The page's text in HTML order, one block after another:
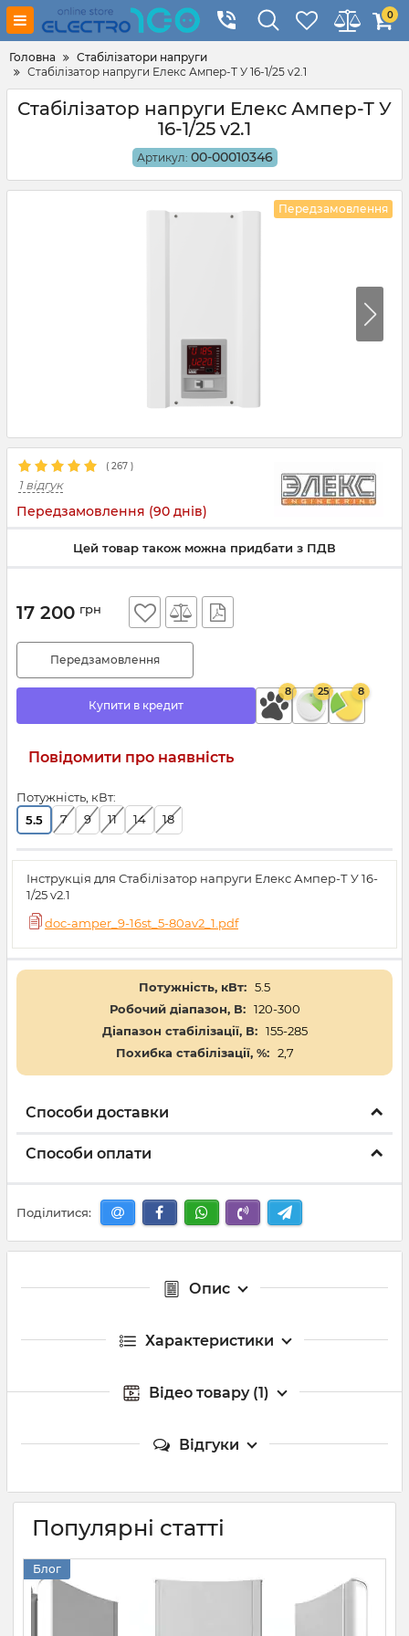
0
Головна
Стабілізатори напруги
Стабілізатор напруги Елекс Ампер-Т У 16-1/25 v2.1
Стабілізатор напруги Елекс Ампер-Т У
16-1/25 v2.1
Артикул: 00-00010346
Передзамовлення
( 267 )
1 відгук
Передзамовлення (90 днів)
Цей товар також можна придбати з ПДВ
Інструкція для Стабілізатор напруги Елекс Ампер-Т У 16-
1/25 v2.1
doc-amper_9-16st_5-80av2_1.pdf
Потужність, кВт:
5.5
7 9 11 14 18
17 200 грн
Передзамовлення
Купити в кредит
8 25 8
Повідомити про наявність
Потужність, кВт: 5.5
Робочий діапазон, В: 120-300
Діапазон стабілізації, В: 155-285
Похибка стабілізації, %: 2,7
Способи доставки
Способи оплати
Поділитися:
Опис
Характеристики
Відео товару (1)
Відгуки
Популярні статті
Блог